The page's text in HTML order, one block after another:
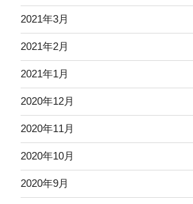
2021年3月
2021年2月
2021年1月
2020年12月
2020年11月
2020年10月
2020年9月